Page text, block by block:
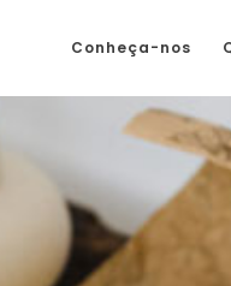
Conheça-nos